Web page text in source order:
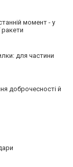
момент - у
ракети
для частини
доброчесності й